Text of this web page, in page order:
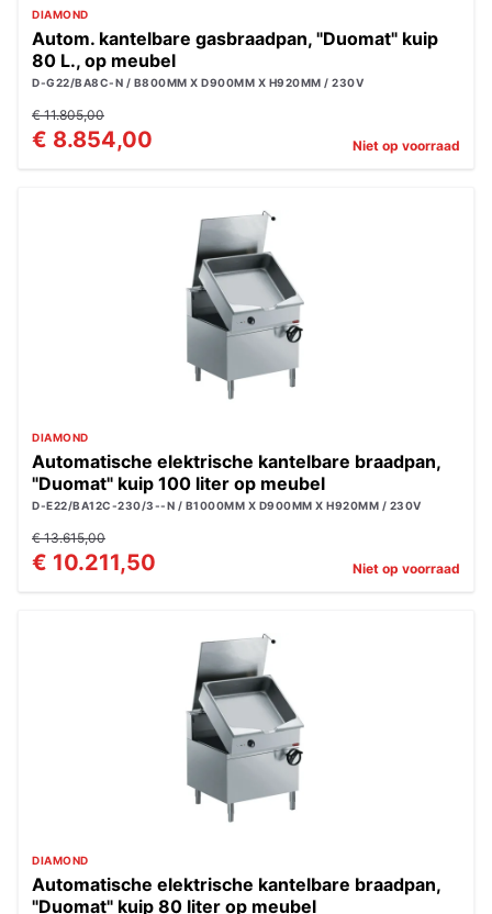
DIAMOND
Autom. kantelbare gasbraadpan, "Duomat" kuip
80 L., op meubel
D-G22/BA8C-N / B800MM X D900MM X H920MM / 230V
€ 11.805,00
€ 8.854,00 Niet op voorraad
DIAMOND
Automatische elektrische kantelbare braadpan,
"Duomat" kuip 100 liter op meubel
D-E22/BA12C-230/3--N / B1000MM X D900MM X H920MM / 230V
€ 13.615,00
€ 10.211,50 Niet op voorraad
DIAMOND
Automatische elektrische kantelbare braadpan,
"Duomat" kuip 80 liter op meubel